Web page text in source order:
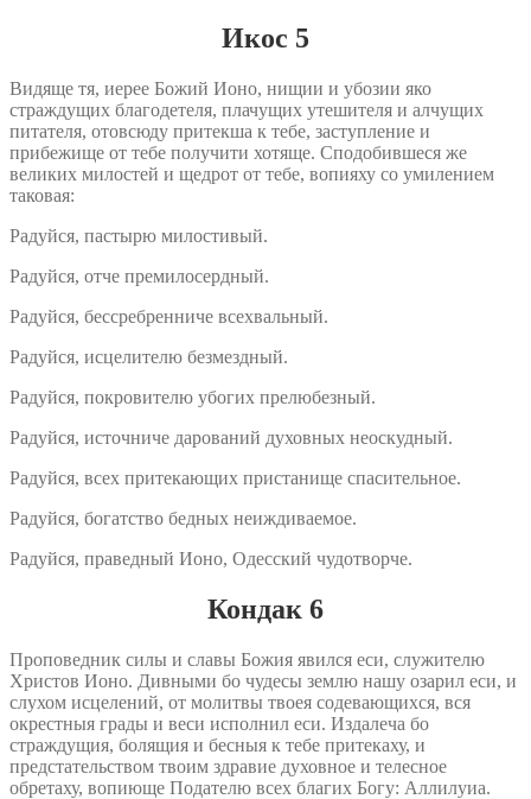
Икос 5
Видяще тя, иерее Божий Ионо, нищии и убозии яко
страждущих благодетеля, плачущих утешителя и алчущих
питателя, отовсюду притекша к тебе, заступление и
прибежище от тебе получити хотяще. Сподобившеся же
великих милостей и щедрот от тебе, вопияху со умилением
таковая:
Радуйся, пастырю милостивый.
Радуйся, отче премилосердный.
Радуйся, бессребренниче всехвальный.
Радуйся, исцелителю безмездный.
Радуйся, покровителю убогих прелюбезный.
Радуйся, источниче дарований духовных неоскудный.
Радуйся, всех притекающих пристанище спасительное.
Радуйся, богатство бедных неиждиваемое.
Радуйся, праведный Ионо, Одесский чудотворче.
Кондак 6
Проповедник силы и славы Божия явился еси, служителю
Христов Ионо. Дивными бо чудесы землю нашу озарил еси, и
слухом исцелений, от молитвы твоея содевающихся, вся
окрестныя грады и веси исполнил еси. Издалеча бо
страждущия, болящия и бесныя к тебе притекаху, и
предстательством твоим здравие духовное и телесное
обретаху, вопиюще Подателю всех благих Богу: Аллилуиа.